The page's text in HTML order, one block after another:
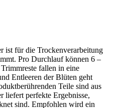
ist für die Trockenverarbeitung
Pro Durchlauf können 6 –
fallen in eine
Entleeren der Blüten geht
Teile sind aus
liefert perfekte Ergebnisse,
sind. Empfohlen wird ein